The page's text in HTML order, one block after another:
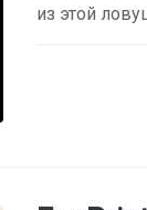
из этой